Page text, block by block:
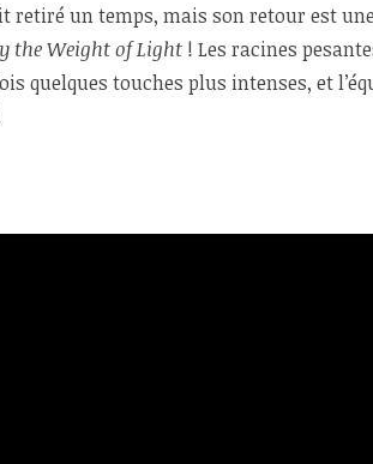
retiré un temps, mais son retour est
the Weight of Light ! Les racines
quelques touches plus intenses, et